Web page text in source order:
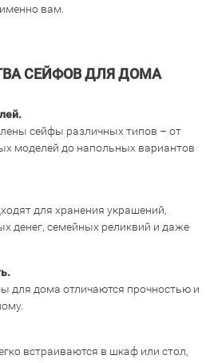
именно вам.
СЕЙФОВ ДЛЯ ДОМА
сейфы различных типов – от
моделей до напольных вариантов
для хранения украшений,
денег, семейных реликвий и даже
для дома отличаются прочностью и
встраиваются в шкаф или стол,